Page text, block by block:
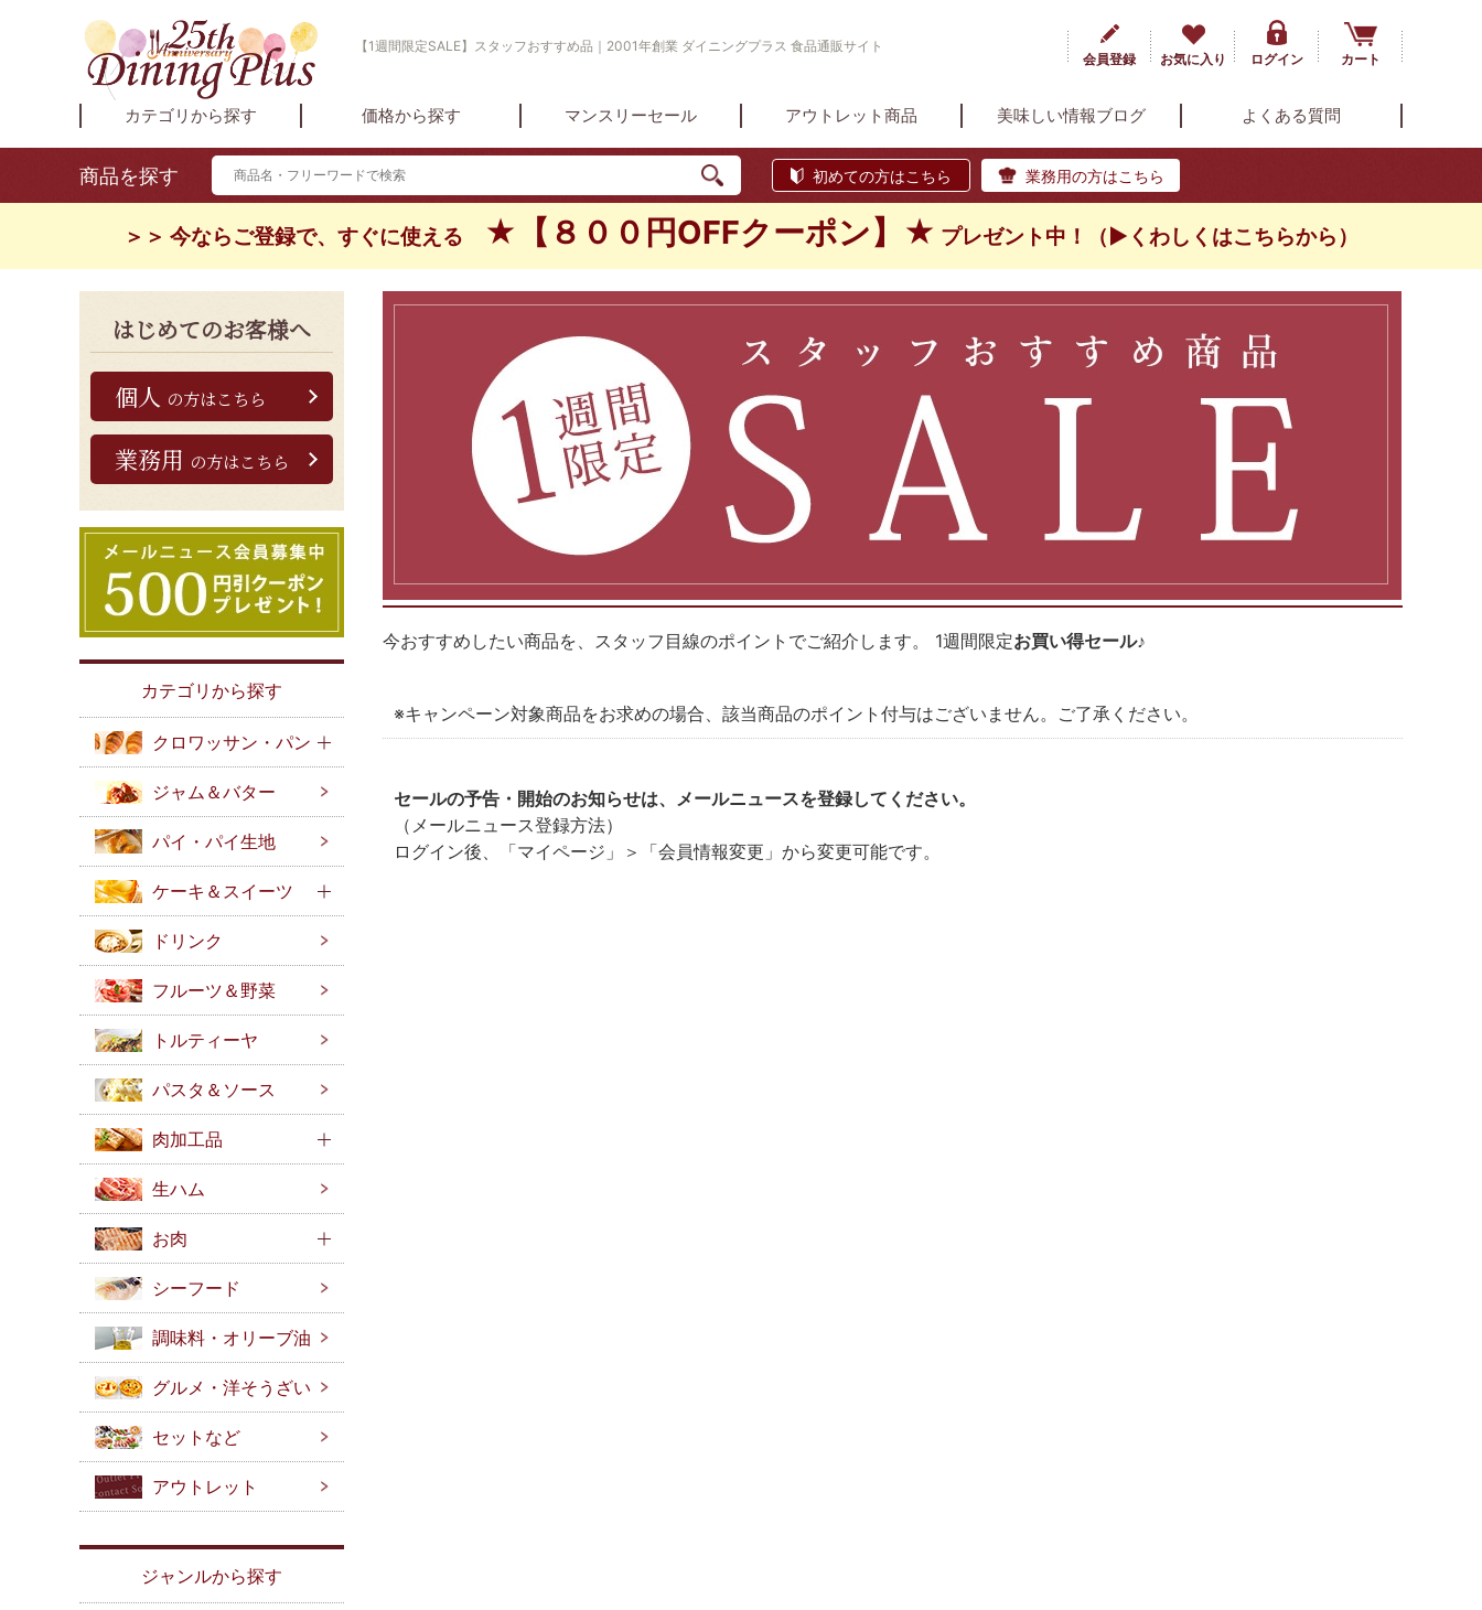
【1週間限定SALE】スタッフおすすめ品｜2001年創業 ダイニングプラス 食品通販サイト
会員登録
お気に入り ログイン カート
カテゴリから探す 価格から探す マンスリーセール アウトレット商品 美味しい情報ブログ よくある質問
商品を探す 初めての方はこちら 業務用の方はこちら
＞＞ 今ならご登録で、すぐに使える ★【８００円OFFクーポン】★ プレゼント中！（▶くわしくはこちらから）
はじめてのお客様へ
個人 の方はこちら
業務用 の方はこちら
カテゴリから探す
クロワッサン・パン
ジャム＆バター
パイ・パイ生地
ケーキ＆スイーツ
ドリンク
フルーツ＆野菜
トルティーヤ
パスタ＆ソース
肉加工品
生ハム
お肉
シーフード
調味料・オリーブ油
グルメ・洋そうざい
セットなど
アウトレット
ジャンルから探す
今おすすめしたい商品を、スタッフ目線のポイントでご紹介します。 1週間限定お買い得セール♪
※キャンペーン対象商品をお求めの場合、該当商品のポイント付与はございません。ご了承ください。
セールの予告・開始のお知らせは、メールニュースを登録してください。
（メールニュース登録方法）
ログイン後、「マイページ」＞「会員情報変更」から変更可能です。